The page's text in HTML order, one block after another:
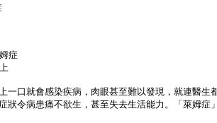
症
一口就會感染疾病，肉眼甚至難以發現，就連醫生
狀令病患痛不欲生，甚至失去生活能力。「萊姆